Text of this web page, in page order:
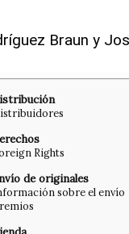
Braun y
Rights
de originales
sobre el envío